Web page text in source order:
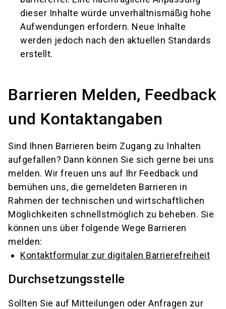
dieser Inhalte würde unverhältnismäßig hohe
Aufwendungen erfordern. Neue Inhalte
werden jedoch nach den aktuellen Standards
erstellt.
Barrieren Melden, Feedback
und Kontaktangaben
Sind Ihnen Barrieren beim Zugang zu Inhalten
aufgefallen? Dann können Sie sich gerne bei uns
melden. Wir freuen uns auf Ihr Feedback und
bemühen uns, die gemeldeten Barrieren in
Rahmen der technischen und wirtschaftlichen
Möglichkeiten schnellstmöglich zu beheben. Sie
können uns über folgende Wege Barrieren
melden:
Kontaktformular zur digitalen Barrierefreiheit
Durchsetzungsstelle
Sollten Sie auf Mitteilungen oder Anfragen zur